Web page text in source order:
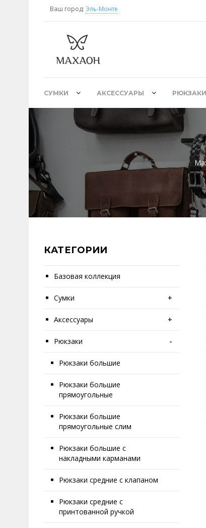
Ваш город: Эль-Монте
СУМКИ АКСЕССУАРЫ РЮКЗАКИ
КАТЕГОРИИ
Базовая коллекция
Сумки +
Аксессуары +
Рюкзаки -
Рюкзаки большие
Рюкзаки большие
прямоугольные
Рюкзаки большие
прямоугольные слим
Рюкзаки большие с
накладными карманами
Рюкзаки средние с клапаном
Рюкзаки средние с
принтованной ручкой